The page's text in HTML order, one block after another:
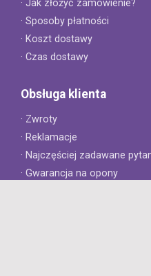
· Jak złożyć zamówienie?
· Sposoby płatności
· Koszt dostawy
· Czas dostawy
Obsługa klienta
· Zwroty
· Reklamacje
· Najczęściej zadawane
· Gwarancja na opony